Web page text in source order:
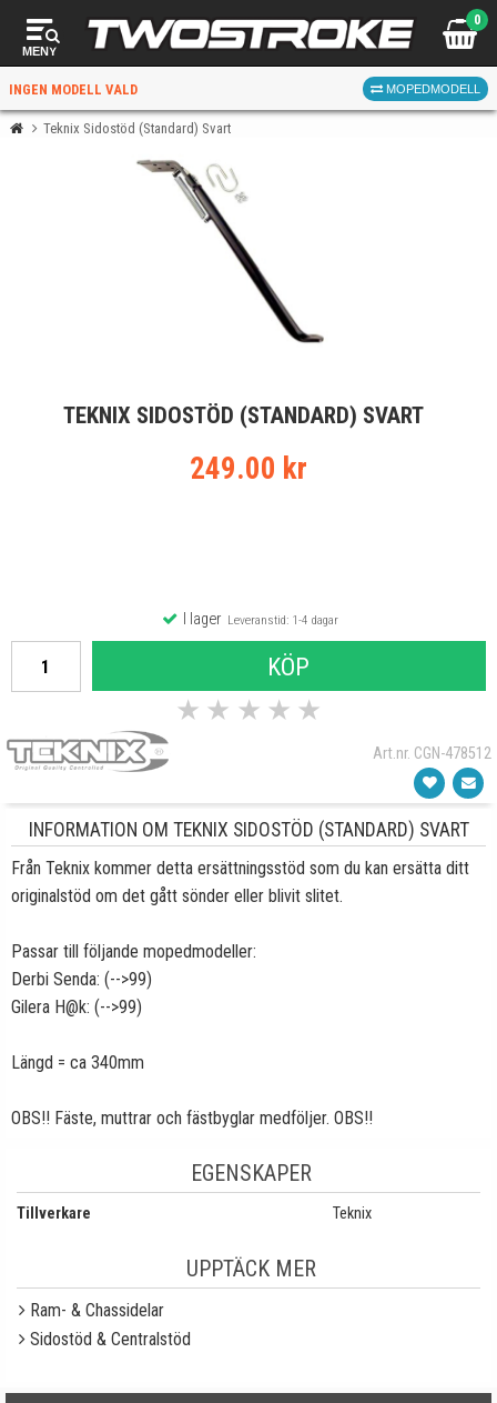
MENY
0
INGEN MODELL VALD MOPEDMODELL
VÄLJ MOPEDFÖR RÄTT DELAR
När du valt kommer butiken visa delar för vald moped
Teknix Sidostöd (Standard) Svart
TEKNIX SIDOSTÖD (STANDARD) SVART
249.00 kr
I lagerLeveranstid: 1-4 dagar
KÖP
★ ★ ★ ★ ★
Art.nr. CGN-478512
INFORMATION OM TEKNIX SIDOSTÖD (STANDARD) SVART
Från Teknix kommer detta ersättningsstöd som du kan ersätta ditt
originalstöd om det gått sönder eller blivit slitet.
Passar till följande mopedmodeller:
Derbi Senda: (-->99)
Gilera H@k: (-->99)
Längd = ca 340mm
OBS!! Fäste, muttrar och fästbyglar medföljer. OBS!!
EGENSKAPER
Tillverkare Teknix
UPPTÄCK MER
Ram- & Chassidelar
Sidostöd & Centralstöd